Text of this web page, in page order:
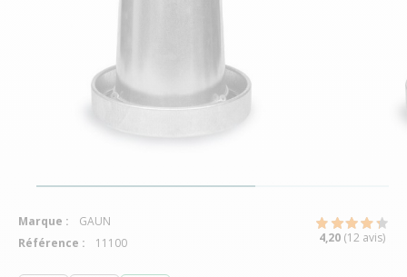
Marque :
GAUN
Référence :
11100 4,20 (12 avis)